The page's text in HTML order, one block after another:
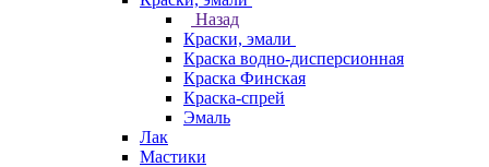
Назад
Краски, эмали
Краска водно-дисперсионная
Краска Финская
Краска-спрей
Эмаль
Лак
Мастики